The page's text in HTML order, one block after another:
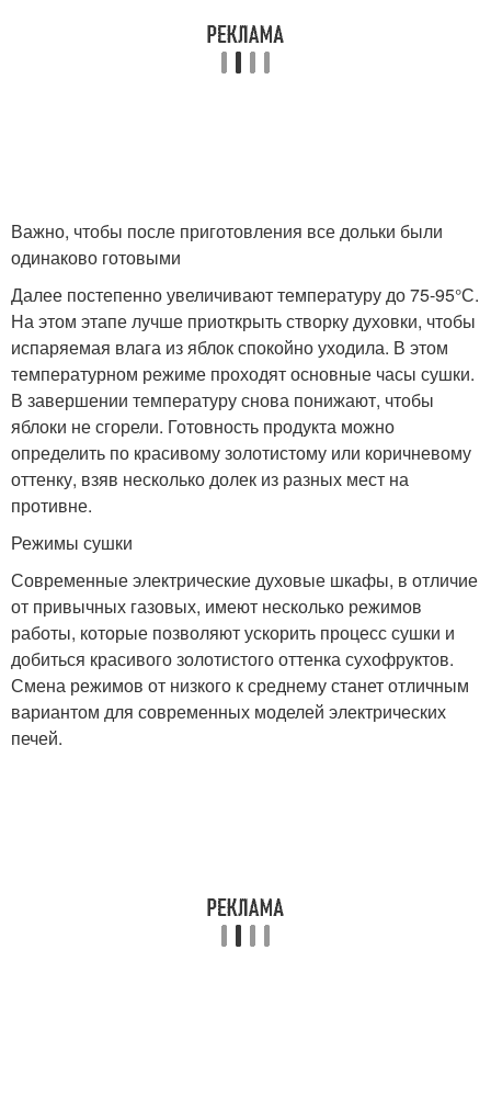
Важно, чтобы после приготовления все дольки были
одинаково готовыми
Далее постепенно увеличивают температуру до 75-95°С.
На этом этапе лучше приоткрыть створку духовки, чтобы
испаряемая влага из яблок спокойно уходила. В этом
температурном режиме проходят основные часы сушки.
В завершении температуру снова понижают, чтобы
яблоки не сгорели. Готовность продукта можно
определить по красивому золотистому или коричневому
оттенку, взяв несколько долек из разных мест на
противне.
Режимы сушки
Современные электрические духовые шкафы, в отличие
от привычных газовых, имеют несколько режимов
работы, которые позволяют ускорить процесс сушки и
добиться красивого золотистого оттенка сухофруктов.
Смена режимов от низкого к среднему станет отличным
вариантом для современных моделей электрических
печей.